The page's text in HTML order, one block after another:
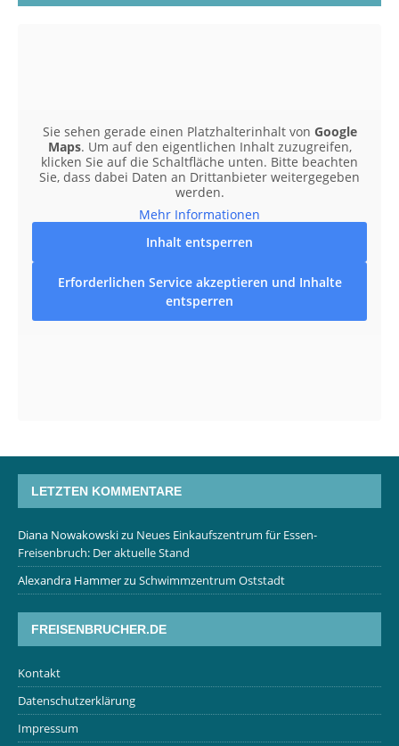
Sie sehen gerade einen Platzhalterinhalt von Google
Maps. Um auf den eigentlichen Inhalt zuzugreifen,
klicken Sie auf die Schaltfläche unten. Bitte beachten
Sie, dass dabei Daten an Drittanbieter weitergegeben
werden.
Mehr Informationen
Inhalt entsperren
Erforderlichen Service akzeptieren und Inhalte
entsperren
LETZTEN KOMMENTARE
Diana Nowakowskizu Neues Einkaufszentrum für Essen-
Freisenbruch: Der aktuelle Stand
Alexandra Hammerzu Schwimmzentrum Oststadt
FREISENBRUCHER.DE
Kontakt
Datenschutzerklärung
Impressum